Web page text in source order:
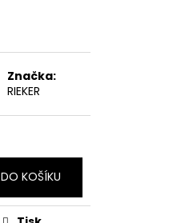
Značka:
RIEKER
DO KOŠÍKU